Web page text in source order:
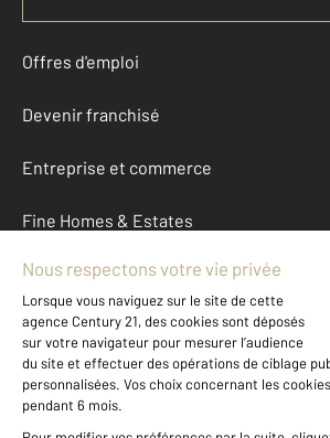
Offres d'emploi
Devenir franchisé
Entreprise et commerce
Fine Homes & Estates
À propos
International
Nous contacter